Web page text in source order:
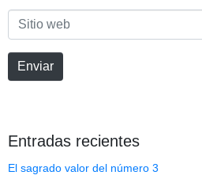
*Sitio
web
Enviar
Entradas recientes
El sagrado valor del número 3